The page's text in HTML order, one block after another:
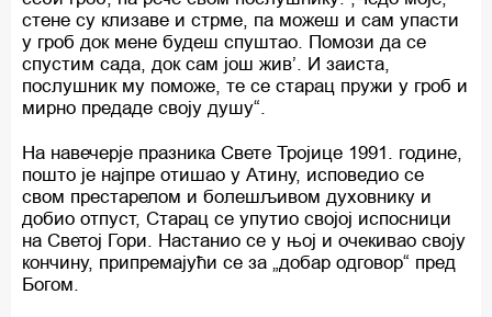
стене су клизаве и стрме, па можеш и сам упасти
у гроб док мене будеш спуштао. Помози да се
спустим сада, док сам још жив’. И заиста,
послушник му поможе, те се старац пружи у гроб и
мирно предаде своју душу“.
На навечерје празника Свете Тројице 1991. године,
пошто је најпре отишао у Атину, исповедио се
свом престарелом и болешљивом духовнику и
добио отпуст, Старац се упутио својој испосници
на Светој Гори. Настанио се у њој и очекивао своју
кончину, припремајући се за „добар одговор“ пред
Богом.